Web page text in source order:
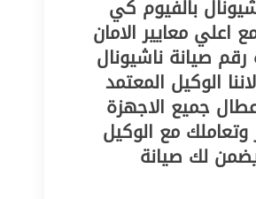
بالفيوم كي
اعلي معايير الامان
رقم صيانة ناشيونال
الوكيل المعتمد
جميع الاجهزة
مع الوكيل
لك صيانة